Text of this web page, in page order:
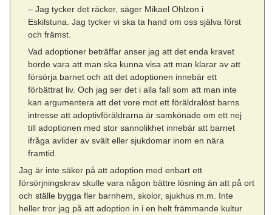
– Jag tycker det räcker, säger Mikael Ohlzon i
Eskilstuna. Jag tycker vi ska ta hand om oss själva först
och främst.
Vad adoptioner beträffar anser jag att det enda kravet
borde vara att man ska kunna visa att man klarar av att
försörja barnet och att det adoptionen innebär ett
förbättrat liv. Och jag ser det i alla fall som att man inte
kan argumentera att det vore mot ett föräldralöst barns
intresse att adoptivföräldrarna är samkönade om ett nej
till adoptionen med stor sannolikhet innebär att barnet
ifråga avlider av svält eller sjukdomar inom en nära
framtid.
Jag är inte säker på att adoption med enbart ett
försörjningskrav skulle vara någon bättre lösning än att på ort
och ställe bygga fler barnhem, skolor, sjukhus m.m. Inte
heller tror jag på att adoption in i en helt främmande kultur